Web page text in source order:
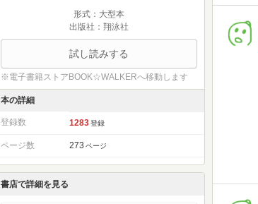
形式：大型本
出版社：翔泳社
試し読みする
※電子書籍ストアBOOK☆WALKERへ移動します
本の詳細
登録数 1283 登録
ページ数 273 ページ
書店で詳細を見る